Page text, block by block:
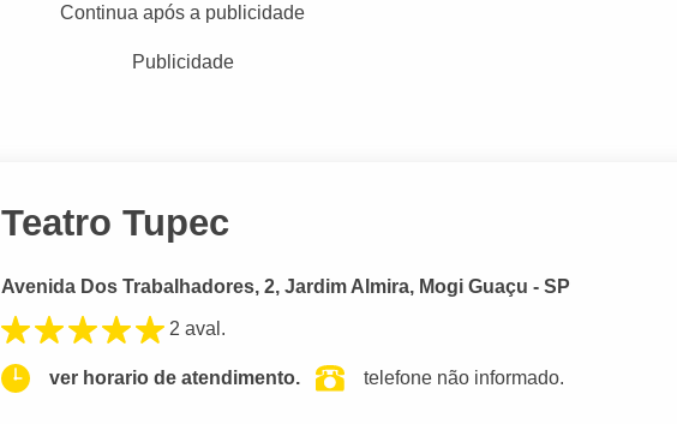
Continua após a publicidade
Publicidade
Teatro Tupec
Avenida Dos Trabalhadores, 2, Jardim Almira, Mogi Guaçu - SP
2 aval.
ver horario de atendimento. telefone não informado.